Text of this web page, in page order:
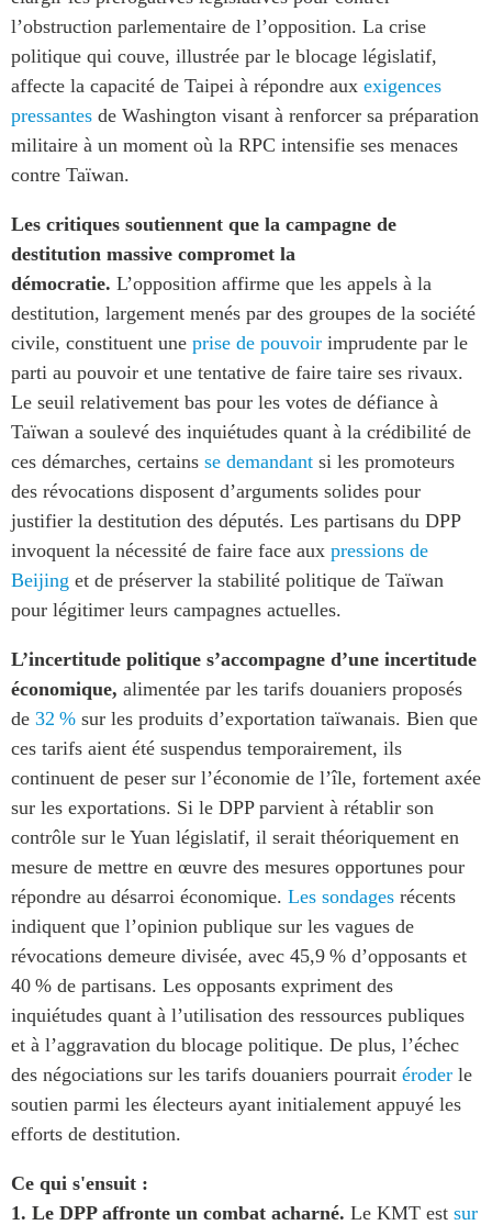
l’obstruction parlementaire de l’opposition. La crise
politique qui couve, illustrée par le blocage législatif,
affecte la capacité de Taipei à répondre aux exigences
pressantes de Washington visant à renforcer sa préparation
militaire à un moment où la RPC intensifie ses menaces
contre Taïwan.
Les critiques soutiennent que la campagne de
destitution massive compromet la
démocratie. L’opposition affirme que les appels à la
destitution, largement menés par des groupes de la société
civile, constituent une prise de pouvoir imprudente par le
parti au pouvoir et une tentative de faire taire ses rivaux.
Le seuil relativement bas pour les votes de défiance à
Taïwan a soulevé des inquiétudes quant à la crédibilité de
ces démarches, certains se demandant si les promoteurs
des révocations disposent d’arguments solides pour
justifier la destitution des députés. Les partisans du DPP
invoquent la nécessité de faire face aux pressions de
Beijing et de préserver la stabilité politique de Taïwan
pour légitimer leurs campagnes actuelles.
L’incertitude politique s’accompagne d’une incertitude
économique, alimentée par les tarifs douaniers proposés
de 32 % sur les produits d’exportation taïwanais. Bien que
ces tarifs aient été suspendus temporairement, ils
continuent de peser sur l’économie de l’île, fortement axée
sur les exportations. Si le DPP parvient à rétablir son
contrôle sur le Yuan législatif, il serait théoriquement en
mesure de mettre en œuvre des mesures opportunes pour
répondre au désarroi économique. Les sondages récents
indiquent que l’opinion publique sur les vagues de
révocations demeure divisée, avec 45,9 % d’opposants et
40 % de partisans. Les opposants expriment des
inquiétudes quant à l’utilisation des ressources publiques
et à l’aggravation du blocage politique. De plus, l’échec
des négociations sur les tarifs douaniers pourrait éroder le
soutien parmi les électeurs ayant initialement appuyé les
efforts de destitution.
Ce qui s'ensuit :
1. Le DPP affronte un combat acharné. Le KMT est sur